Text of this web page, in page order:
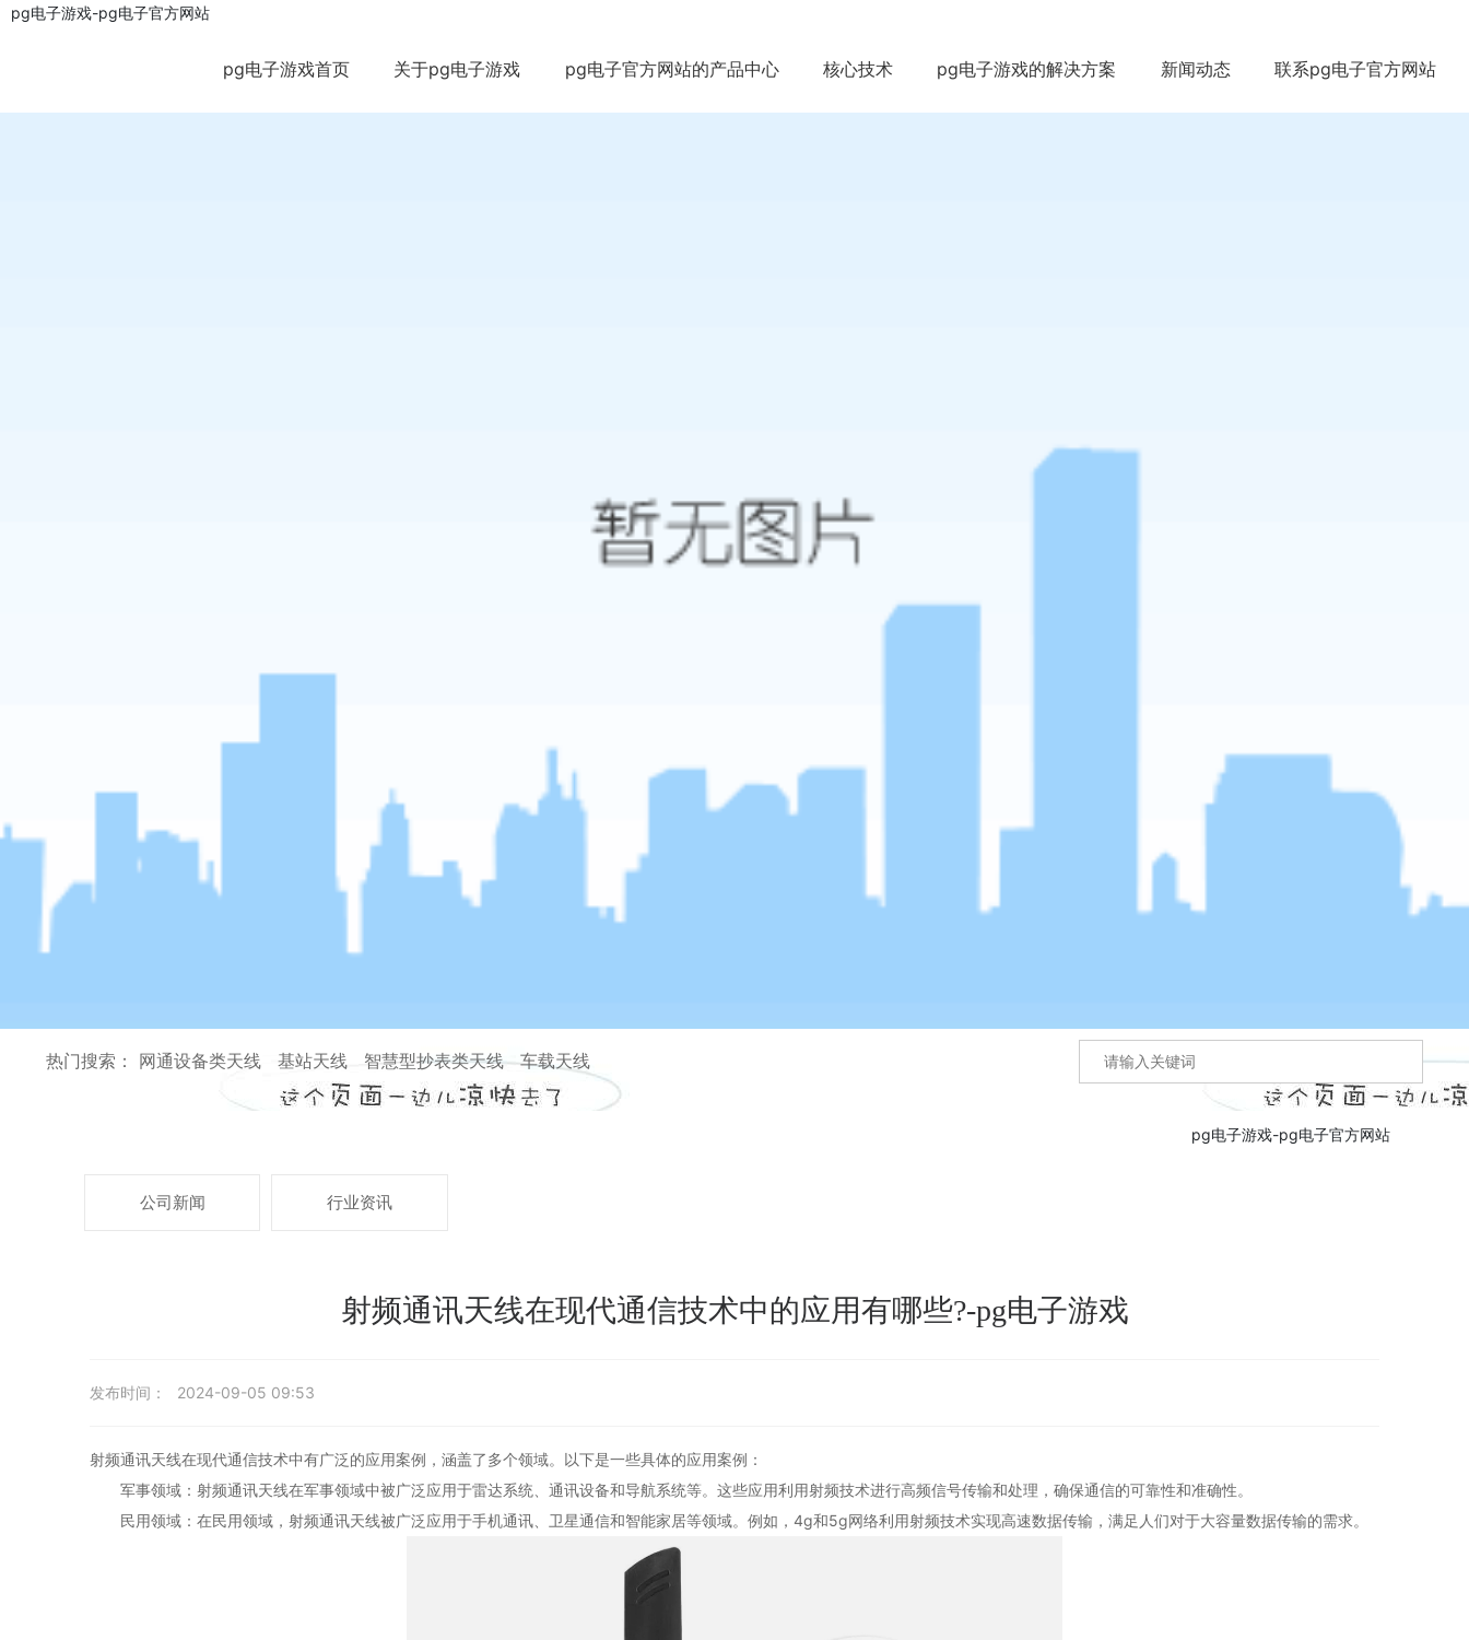
pg电子游戏-pg电子官方网站
pg电子游戏首页 关于pg电子游戏 pg电子官方网站的产品中心 核心技术 pg电子游戏的解决方案 新闻动态 联系pg电子官方网站
热门搜索： 网通设备类天线 基站天线 智慧型抄表类天线 车载天线
pg电子游戏-pg电子官方网站
公司新闻 行业资讯
射频通讯天线在现代通信技术中的应用有哪些?-pg电子游戏
发布时间： 2024-09-05 09:53
射频通讯天线在现代通信技术中有广泛的应用案例，涵盖了多个领域。以下是一些具体的应用案例：
军事领域：射频通讯天线在军事领域中被广泛应用于雷达系统、通讯设备和导航系统等。这些应用利用射频技术进行高频信号传输和处理，确保通信的可靠性和准确性。
民用领域：在民用领域，射频通讯天线被广泛应用于手机通讯、卫星通信和智能家居等领域。例如，4g和5g网络利用射频技术实现高速数据传输，满足人们对于大容量数据传输的需求。